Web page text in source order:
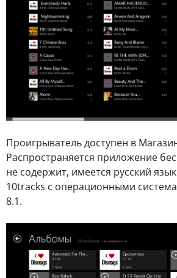
Проигрыватель доступен в
Распространяется приложение
не содержит, имеется русский
10tracks с операционными
8.1.